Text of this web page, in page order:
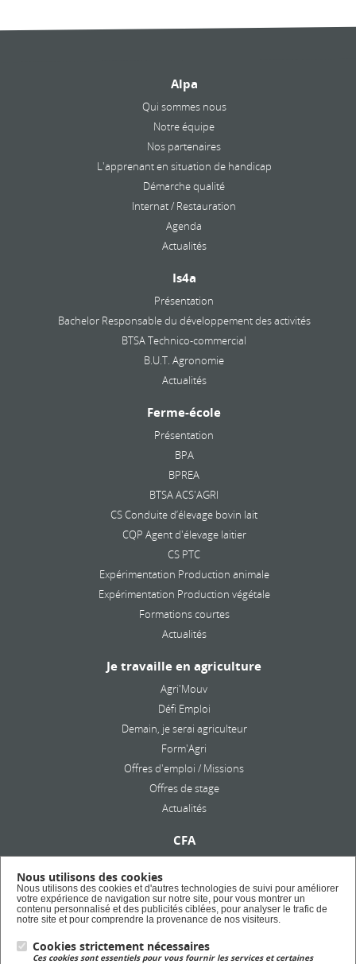
Alpa
Qui sommes nous
Notre équipe
Nos partenaires
L'apprenant en situation de handicap
Démarche qualité
Internat / Restauration
Agenda
Actualités
Is4a
Présentation
Bachelor Responsable du développement des activités
BTSA Technico-commercial
B.U.T. Agronomie
Actualités
Ferme-école
Présentation
BPA
BPREA
BTSA ACS'AGRI
CS Conduite d’élevage bovin lait
CQP Agent d'élevage laitier
CS PTC
Expérimentation Production animale
Expérimentation Production végétale
Formations courtes
Actualités
Je travaille en agriculture
Agri'Mouv
Défi Emploi
Demain, je serai agriculteur
Form'Agri
Offres d'emploi / Missions
Offres de stage
Actualités
CFA
Formation en alternance
Taxe d'apprentissage
Lycée Privé
Nous utilisons des cookies
Nous utilisons des cookies et d'autres technologies de suivi pour améliorer
votre expérience de navigation sur notre site, pour vous montrer un
contenu personnalisé et des publicités ciblées, pour analyser le trafic de
notre site et pour comprendre la provenance de nos visiteurs.
Cookies strictement nécessaires
Ces cookies sont essentiels pour vous fournir les services et certaines